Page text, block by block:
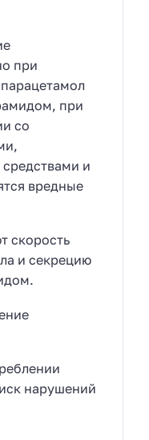
при
при
со
и
вредные
скорость
и секрецию
нарушений